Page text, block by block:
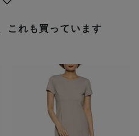
これも買っています